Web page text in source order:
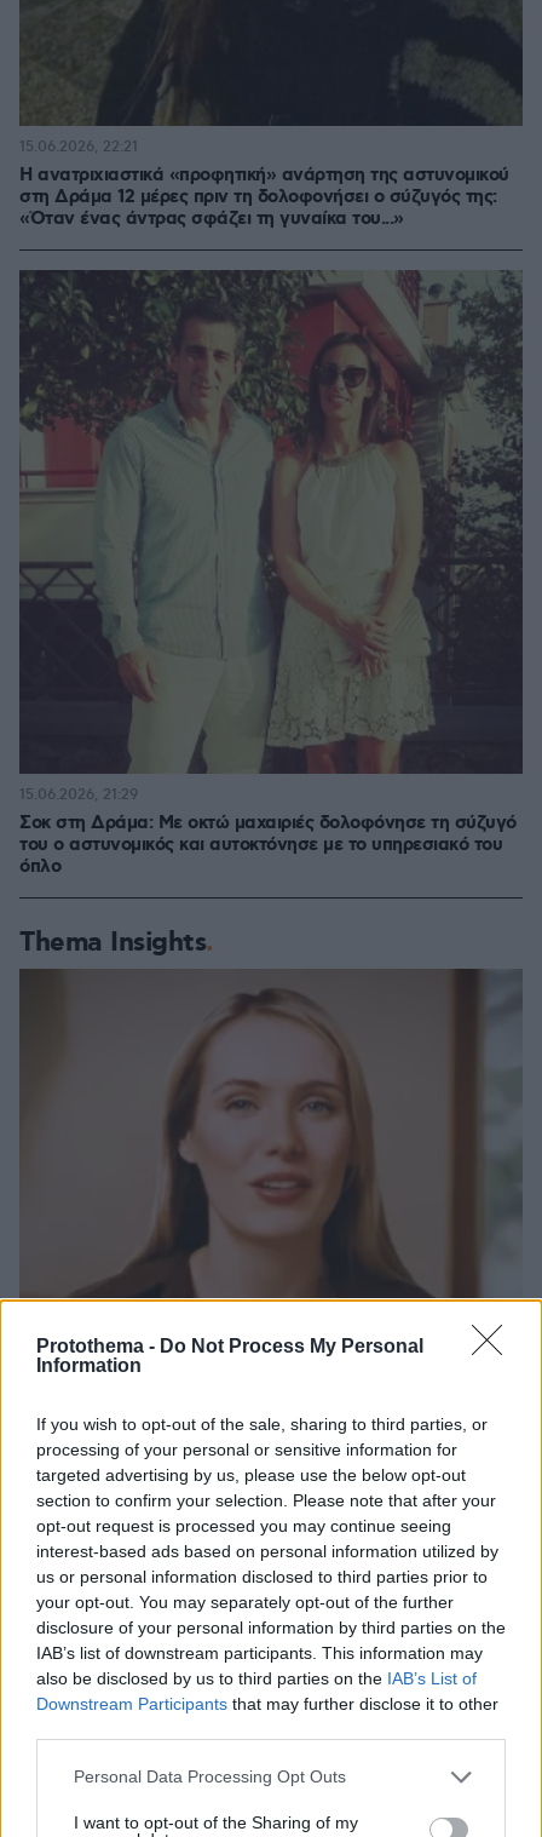
Protothema - Do Not Process My Personal
Information
If you wish to opt-out of the sale, sharing to third parties, or
processing of your personal or sensitive information for
targeted advertising by us, please use the below opt-out
section to confirm your selection. Please note that after your
opt-out request is processed you may continue seeing
interest-based ads based on personal information utilized by
us or personal information disclosed to third parties prior to
your opt-out. You may separately opt-out of the further
disclosure of your personal information by third parties on the
IAB’s list of downstream participants. This information may
also be disclosed by us to third parties on the IAB’s List of
Downstream Participants that may further disclose it to other
Please note that this website/app uses one or more Google
not limited to your visit or usage behaviour. You may click to
Personal Data Processing Opt Outs
I want to opt-out of the Sharing of my
Η ανατριχιαστικά «προφητική» ανάρτηση της αστυνομικού
στη Δράμα 12 μέρες πριν τη δολοφονήσει ο σύζυγός της:
«Όταν ένας άντρας σφάζει τη γυναίκα του...»
15.06.2026, 22:21
Σοκ στη Δράμα: Με οκτώ μαχαιριές δολοφόνησε τη σύζυγό
του ο αστυνομικός και αυτοκτόνησε με το υπηρεσιακό του
όπλο
15.06.2026, 21:29
Thema Insights
Το DEI College παρουσιάζει τη Sophia. Την πρώτη 24/7
βοηθό AI που αλλάζει τον τρόπο με τον οποίο μαθαίνουν οι
30.07.2026, 09:33
Η Smart φοιτητική κατοικία στην καρδιά της Αθήνας
03.08.2026, 10:56
Διασκεδάζουμε υπεύθυνα, επιστρέφουμε με ασφάλεια
29.07.2026, 09:39
ΡΟΗ ΕΙΔΗΣΕΩΝ